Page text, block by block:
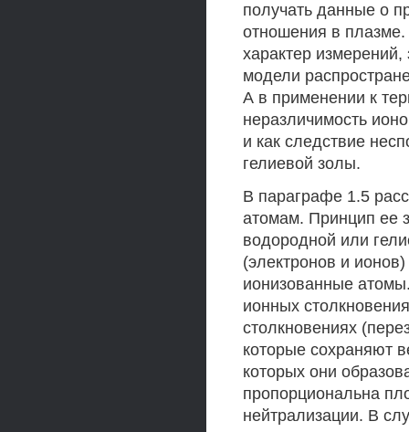
получать данные о
отношения в
характер измерений,
модели
А в применении к
неразличимость
и как следствие
гелиевой золы.
В параграфе 1.5
атомам. Принцип ее
водородной или
(электронов и
ионизованные
ионных
столкновениях
которые сохраняют
которых они
пропорциональна
нейтрализации. В